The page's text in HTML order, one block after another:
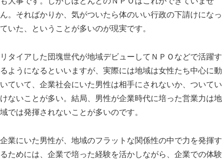
ん。そればかりか、気がついたら体のいい行政の下請けになっ
ていた、ということが多いのが現実です。
リタイアした団塊世代が地域デビューしてＮＰＯなどで活躍す
るようになるといいますが、実際には地域は女性たち中心に動
いていて、企業社会にいた男性は相手にされないか、ついてい
けないことが多い。結局、男性が企業時代に培った営業力は地
域では発揮されないことが多いのです。
企業にいた男性が、地域のフラットな関係性の中で力を発揮す
るためには、企業で培った経験を活かしながら、企業での体験